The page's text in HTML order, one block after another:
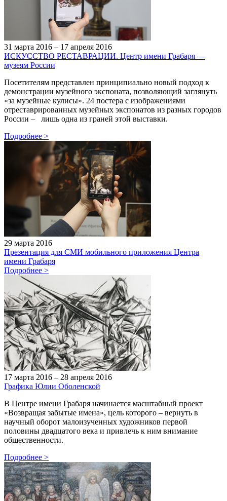
31 марта 2016 – 17 апреля 2016
ИСКУССТВО РЕСТАВРАЦИИ. Центр имени Грабаря —
музеям России
Посетителям представлен принципиально новый подход к
демонстрации музейного экспоната, позволяющий заглянуть
«за музейные кулисы». 24 постера с изображениями
отреставрированных музейных экспонатов из разных городов
России – лишь одна из граней этой выставки.
Подробнее >
29 марта 2016
Презентация для СМИ мобильного приложения Центра
имени Грабаря
Подробнее >
17 марта 2016 – 28 апреля 2016
Графика Юлии Оболенской
В Центре имени Грабаря начинается масштабный проект
«Возвращая забытые имена», цель которого – вернуть в
научный оборот малоизученных художников первой
половины двадцатого века и привлечь к ним внимание
общественности.
Подробнее >